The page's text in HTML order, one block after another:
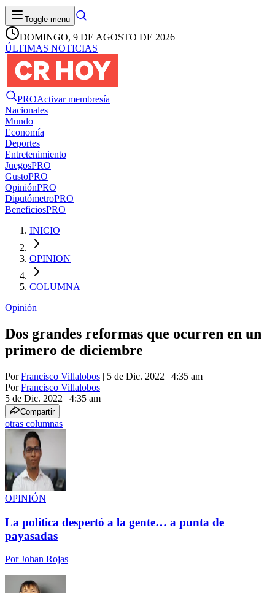
Toggle menu
DOMINGO, 9 DE AGOSTO DE 2026
ÚLTIMAS NOTICIAS
PROActivar membresía
Nacionales
Mundo
Economía
Deportes
Entretenimiento
JuegosPRO
GustoPRO
OpiniónPRO
DiputómetroPRO
BeneficiosPRO
INICIO
OPINION
COLUMNA
Opinión
Dos grandes reformas que ocurren en un
primero de diciembre
PorFrancisco Villalobos | 5 de Dic. 2022 | 4:35 am
PorFrancisco Villalobos
5 de Dic. 2022 | 4:35 am
Compartir
otras columnas
OPINIÓN
La política despertó a la gente… a punta de
payasadas
PorJohan Rojas